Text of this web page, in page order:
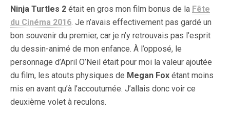
Ninja Turtles 2 était en gros mon film bonus de la Fête
du Cinéma 2016. Je n’avais effectivement pas gardé un
bon souvenir du premier, car je n’y retrouvais pas l’esprit
du dessin-animé de mon enfance. À l’opposé, le
personnage d’April O’Neil était pour moi la valeur ajoutée
du film, les atouts physiques de Megan Fox étant moins
mis en avant qu’à l’accoutumée. J’allais donc voir ce
deuxième volet à reculons.